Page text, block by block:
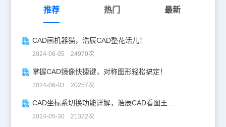
推荐 热门 最新
CAD画机器猫，浩辰CAD整花活儿！
2024-06-05 24970次
掌握CAD镜像快捷键，对称图形轻松搞定！
2024-06-03 20257次
CAD坐标系切换功能详解，浩辰CAD看图王让设计更自由！
2024-05-30 21322次